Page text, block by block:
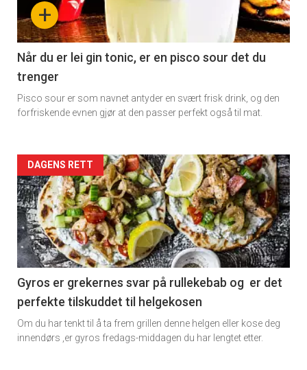
section
11
Dagens
rett
+
Når du er lei gin tonic, er en pisco sour det du
trenger
Pisco sour er som navnet antyder en svært frisk drink, og den
forfriskende evnen gjør at den passer perfekt også til mat.
Artikler
detail
-
section
11
Ukens
vin
DAGENS RETT
Gyros er grekernes svar på rullekebab og er det
perfekte tilskuddet til helgekosen
Om du har tenkt til å ta frem grillen denne helgen eller kose deg
innendørs ,er gyros fredags-middagen du har lengtet etter.